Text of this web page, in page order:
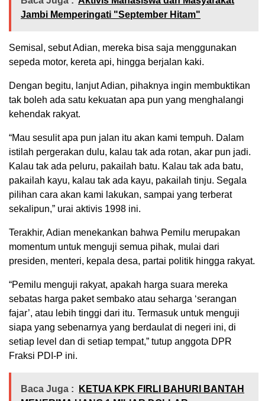
Jambi Memperingati "September Hitam"
Semisal, sebut Adian, mereka bisa saja menggunakan
sepeda motor, kereta api, hingga berjalan kaki.
Dengan begitu, lanjut Adian, pihaknya ingin membuktikan
tak boleh ada satu kekuatan apa pun yang menghalangi
kehendak rakyat.
“Mau sesulit apa pun jalan itu akan kami tempuh. Dalam
istilah pergerakan dulu, kalau tak ada rotan, akar pun jadi.
Kalau tak ada peluru, pakailah batu. Kalau tak ada batu,
pakailah kayu, kalau tak ada kayu, pakailah tinju. Segala
pilihan cara akan kami lakukan, sampai yang terberat
sekalipun,” urai aktivis 1998 ini.
Terakhir, Adian menekankan bahwa Pemilu merupakan
momentum untuk menguji semua pihak, mulai dari
presiden, menteri, kepala desa, partai politik hingga rakyat.
“Pemilu menguji rakyat, apakah harga suara mereka
sebatas harga paket sembako atau seharga ‘serangan
fajar’, atau lebih tinggi dari itu. Termasuk untuk menguji
siapa yang sebenarnya yang berdaulat di negeri ini, di
setiap level dan di setiap tempat,” tutup anggota DPR
Fraksi PDI-P ini.
Baca Juga :
KETUA KPK FIRLI BAHURI BANTAH